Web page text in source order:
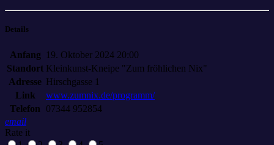
Details
Anfang
19. Oktober 2024 20:00
Standort Kleinkunst-Kneipe "Zum fröhlichen Nix"
Adresse Hirschgasse 1
Link
www.zumnix.de/programm/
Telefon
07344 952854
email
Rate it